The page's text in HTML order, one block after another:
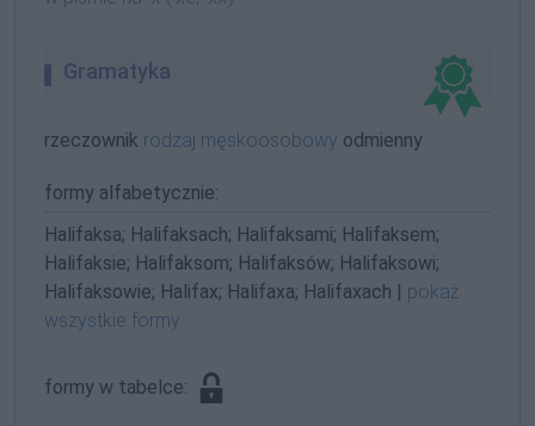
Gramatyka
rzeczownik rodzaj męskoosobowy odmienny
formy alfabetycznie:
Halifaksa; Halifaksach; Halifaksami; Halifaksem;
Halifaksie; Halifaksom; Halifaksów; Halifaksowi;
Halifaksowie; Halifax; Halifaxa; Halifaxach | pokaż
wszystkie formy
formy w tabelce: